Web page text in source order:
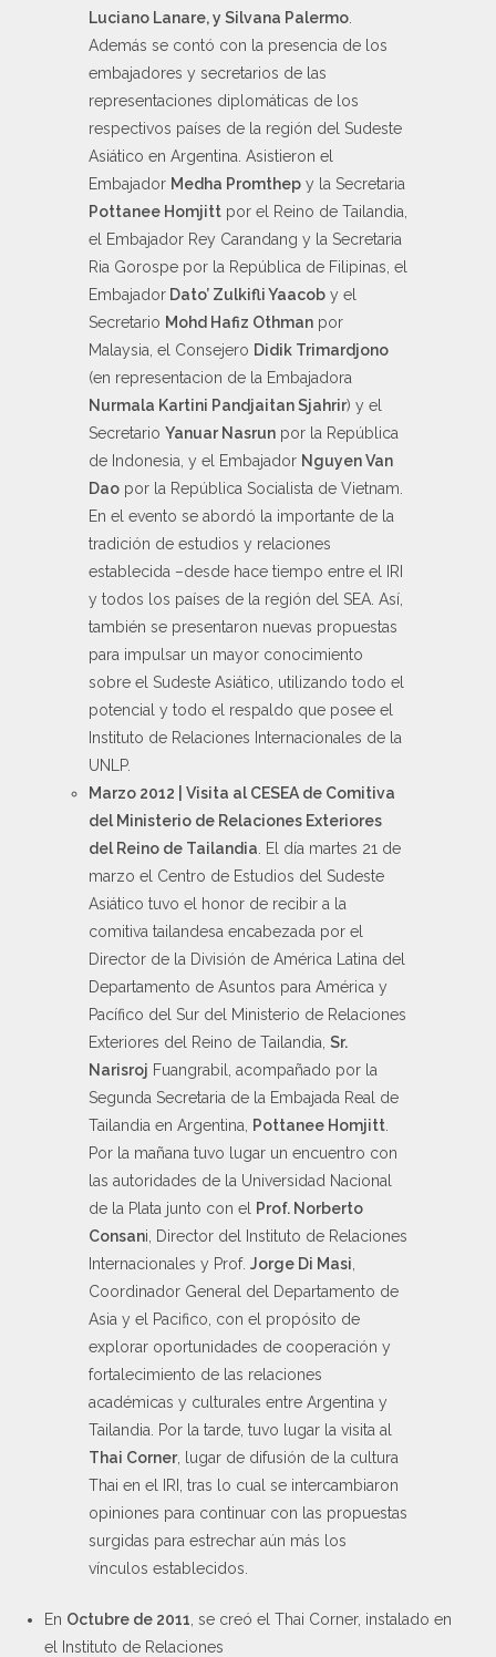
Luciano Lanare, y Silvana Palermo
Además se contó con la presencia de los
embajadores y secretarios de las
representaciones diplomáticas de los
respectivos países de la región del Sudeste
Asiático en Argentina. Asistieron el
Embajador Medha Promthep y la Secretaria
Pottanee Homjitt por el Reino de Tailandia,
el Embajador Rey Carandang y la Secretaria
Ria Gorospe por la República de Filipinas, el
Embajador Dato’ Zulkifli Yaacob y el
Secretario Mohd Hafiz Othman por
Malaysia, el Consejero Didik Trimardjono
(en representacion de la Embajadora
Nurmala Kartini Pandjaitan Sjahrir) y el
Secretario Yanuar Nasrun por la República
de Indonesia, y el Embajador Nguyen Van
Dao por la República Socialista de Vietnam.
En el evento se abordó la importante de la
tradición de estudios y relaciones
establecida –desde hace tiempo entre el IRI
y todos los países de la región del SEA. Así,
también se presentaron nuevas propuestas
para impulsar un mayor conocimiento
sobre el Sudeste Asiático, utilizando todo el
potencial y todo el respaldo que posee el
Instituto de Relaciones Internacionales de la
UNLP.
Marzo 2012 | Visita al CESEA de Comitiva
del Ministerio de Relaciones Exteriores
del Reino de Tailandia . El día martes 21 de
marzo el Centro de Estudios del Sudeste
Asiático tuvo el honor de recibir a la
comitiva tailandesa encabezada por el
Director de la División de América Latina del
Departamento de Asuntos para América y
Pacífico del Sur del Ministerio de Relaciones
Exteriores del Reino de Tailandia, Sr.
Narisroj Fuangrabil, acompañado por la
Segunda Secretaria de la Embajada Real de
Tailandia en Argentina,
Pottanee Homjitt
Por la mañana tuvo lugar un encuentro con
las autoridades de la Universidad Nacional
de la Plata junto con el
Prof. Norberto
Consani, Director del Instituto de Relaciones
Internacionales y Prof. Jorge Di Masi
Coordinador General del Departamento de
Asia y el Pacifico, con el propósito de
explorar oportunidades de cooperación y
fortalecimiento de las relaciones
académicas y culturales entre Argentina y
Tailandia. Por la tarde, tuvo lugar la visita al
Thai Corner, lugar de difusión de la cultura
Thai en el IRI, tras lo cual se intercambiaron
opiniones para continuar con las propuestas
surgidas para estrechar aún más los
vínculos establecidos.
En Octubre de 2011 , se creó el Thai Corner, instalado en
el Instituto de Relaciones